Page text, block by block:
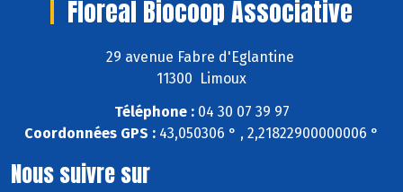
Floreal Biocoop Associative
29 avenue Fabre d'Eglantine
11300 Limoux
Téléphone :04 30 07 39 97
Coordonnées GPS : 43,050306 ° , 2,21822900000006 °
Nous suivre sur